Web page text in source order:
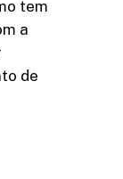
tem
a
de